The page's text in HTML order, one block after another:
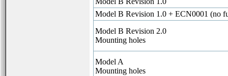
Model B Revision 1.0 + ECN0001 (no
Model B Revision 2.0
Mounting holes
Model A
Mounting holes